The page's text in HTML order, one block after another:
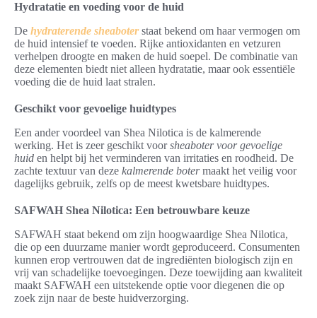
Hydratatie en voeding voor de huid
De hydraterende sheaboterstaat bekend om haar vermogen om
de huid intensief te voeden. Rijke antioxidanten en vetzuren
verhelpen droogte en maken de huid soepel. De combinatie van
deze elementen biedt niet alleen hydratatie, maar ook essentiële
voeding die de huid laat stralen.
Geschikt voor gevoelige huidtypes
Een ander voordeel van Shea Nilotica is de kalmerende
werking. Het is zeer geschikt voorsheaboter voor gevoelige
huid en helpt bij het verminderen van irritaties en roodheid. De
zachte textuur van deze kalmerende botermaakt het veilig voor
dagelijks gebruik, zelfs op de meest kwetsbare huidtypes.
SAFWAH Shea Nilotica: Een betrouwbare keuze
SAFWAH staat bekend om zijn hoogwaardige Shea Nilotica,
die op een duurzame manier wordt geproduceerd. Consumenten
kunnen erop vertrouwen dat de ingrediënten biologisch zijn en
vrij van schadelijke toevoegingen. Deze toewijding aan kwaliteit
maakt SAFWAH een uitstekende optie voor diegenen die op
zoek zijn naar de beste huidverzorging.